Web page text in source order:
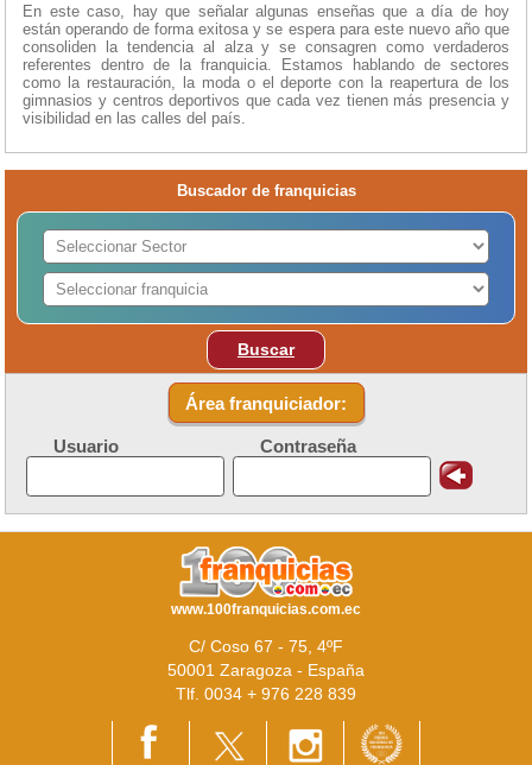
En este caso, hay que señalar algunas enseñas que a día de hoy
están operando de forma exitosa y se espera para este nuevo año que
consoliden la tendencia al alza y se consagren como verdaderos
referentes dentro de la franquicia. Estamos hablando de sectores
como la restauración, la moda o el deporte con la reapertura de los
gimnasios y centros deportivos que cada vez tienen más presencia y
visibilidad en las calles del país.
Buscador de franquicias
Buscar
Área franquiciador:
Usuario Contraseña
www.100franquicias.com.ec
C/ Coso 67 - 75, 4ºF
50001 Zaragoza - España
Tlf. 0034 + 976 228 839